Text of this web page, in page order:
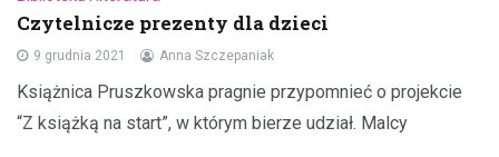
Czytelnicze prezenty dla dzieci
9 grudnia 2021 Anna Szczepaniak
Książnica Pruszkowska pragnie przypomnieć o projekcie
“Z książką na start”, w którym bierze udział. Malcy